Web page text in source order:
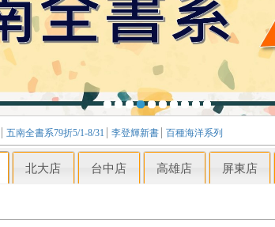
五南全書系79折5/1-8/31 李登輝新書 百種海洋系列
北大店 台中店 高雄店 屏東店